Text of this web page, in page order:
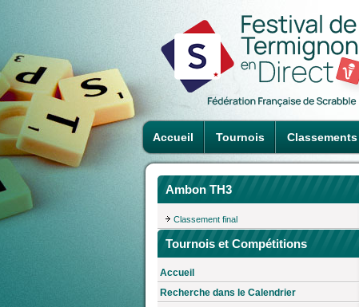
Accueil Tournois Classements
Ambon TH3
Classement final
Tournois et Compétitions
Accueil
Recherche dans le Calendrier